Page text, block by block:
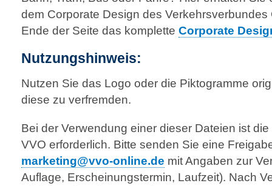
dem Corporate Design des
Ende der Seite das komplette Corporate
Nutzungshinweis:
Nutzen Sie das Logo oder die Piktogramme
diese zu verfremden.
Bei der Verwendung einer dieser Dateien ist
VVO erforderlich. Bitte senden Sie eine
marketing@vvo-online.de mit Angaben zur
Auflage, Erscheinungstermin, Laufzeit). Nach